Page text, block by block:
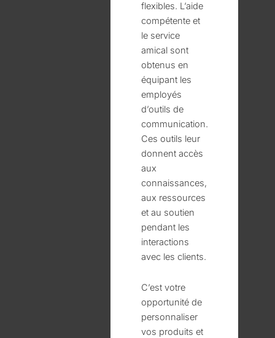
flexibles. L’aide
compétente et
le service
amical sont
obtenus en
équipant les
employés
d’outils de
communication.
Ces outils leur
donnent accès
aux
connaissances,
aux ressources
et au soutien
pendant les
interactions
avec les clients.
C’est votre
opportunité de
personnaliser
vos produits et